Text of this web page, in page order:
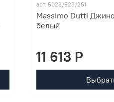
арт. 5023/823/251
Massimo Dutti
белый
11 613 P